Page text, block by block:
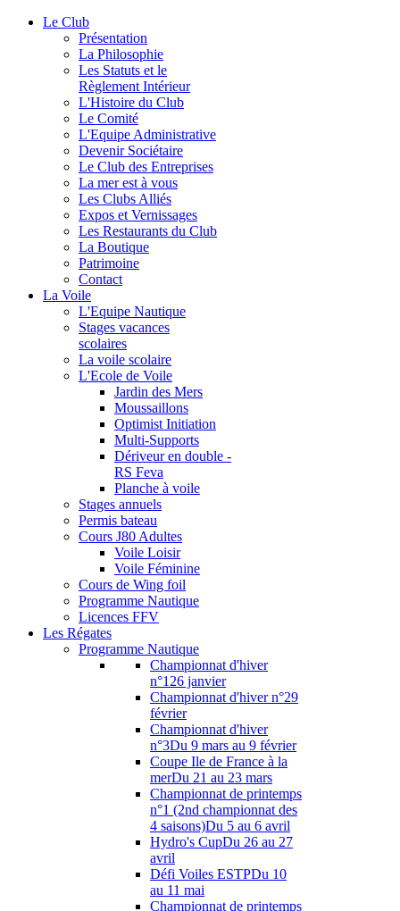
Le Club
Présentation
La Philosophie
Les Statuts et le
Règlement Intérieur
L'Histoire du Club
Le Comité
L'Equipe Administrative
Devenir Sociétaire
Le Club des Entreprises
La mer est à vous
Les Clubs Alliés
Expos et Vernissages
Les Restaurants du Club
La Boutique
Patrimoine
Contact
La Voile
L'Equipe Nautique
Stages vacances
scolaires
La voile scolaire
L'Ecole de Voile
Jardin des Mers
Moussaillons
Optimist Initiation
Multi-Supports
Dériveur en double -
RS Feva
Planche à voile
Stages annuels
Permis bateau
Cours J80 Adultes
Voile Loisir
Voile Féminine
Cours de Wing foil
Programme Nautique
Licences FFV
Les Régates
Programme Nautique
Championnat d'hiver
n°1 26 janvier
Championnat d'hiver n°29
février
Championnat d'hiver
n°3Du 9 mars au 9 février
Coupe Ile de France à la
merDu 21 au 23 mars
Championnat de printemps
n°1 (2nd championnat des
4 saisons)Du 5 au 6 avril
Hydro's CupDu 26 au 27
avril
Défi Voiles ESTPDu 10
au 11 mai
Championnat de printemps